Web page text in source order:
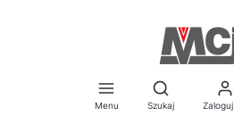
Menu
Otwórz
Szukaj